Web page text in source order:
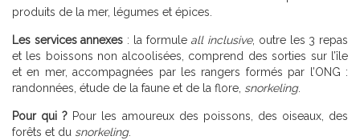
produits de la mer, légumes et épices.
Les services annexes : la formule all inclusive, outre les 3 repas
et les boissons non alcoolisées, comprend des sorties sur l’île
et en mer, accompagnées par les rangers formés par l’ONG :
randonnées, étude de la faune et de la flore, snorkeling.
Pour qui ? Pour les amoureux des poissons, des oiseaux, des
forêts et du snorkeling.